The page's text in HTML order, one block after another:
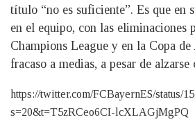
título “no es suficiente”. Es que en
en el equipo, con las eliminaciones
Champions League y en la Copa
fracaso a medias, a pesar de
https://twitter.com/FCBayernES/status/
s=20&t=T5zRCeo6CI-lcXLAGjMgPQ